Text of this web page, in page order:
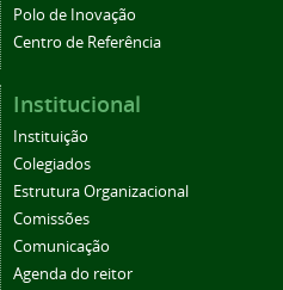
Polo de Inovação
Centro de Referência
Institucional
Instituição
Colegiados
Estrutura Organizacional
Comissões
Comunicação
Agenda do reitor